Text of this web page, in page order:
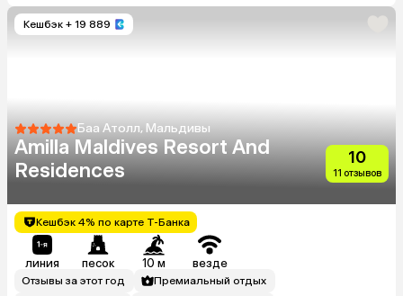
Кешбэк + 19 889
Баа Атолл, Мальдивы
Amilla Maldives Resort And
Residences
10
11 отзывов
Кешбэк 4% по карте Т-Банка
линия песок 10 м везде
Отзывы за этот год
Премиальный отдых